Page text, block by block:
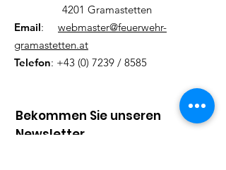
4201 Gramastetten
Email: webmaster@feuerwehr-
gramastetten.at
Telefon: +43 (0) 7239 / 8585
Bekommen Sie unseren
Newsletter